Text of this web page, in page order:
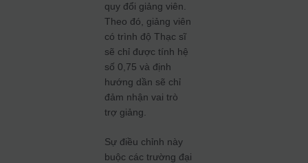
quy đổi giảng viên.
Theo đó, giảng viên
có trình độ Thạc sĩ
sẽ chỉ được tính hệ
số 0,75 và định
hướng dần sẽ chỉ
đảm nhận vai trò
trợ giảng.
Sự điều chỉnh này
buộc các trường đại